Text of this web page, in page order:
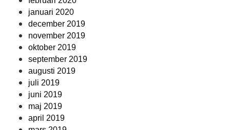
januari 2020
december 2019
november 2019
oktober 2019
september 2019
augusti 2019
juli 2019
juni 2019
maj 2019
april 2019